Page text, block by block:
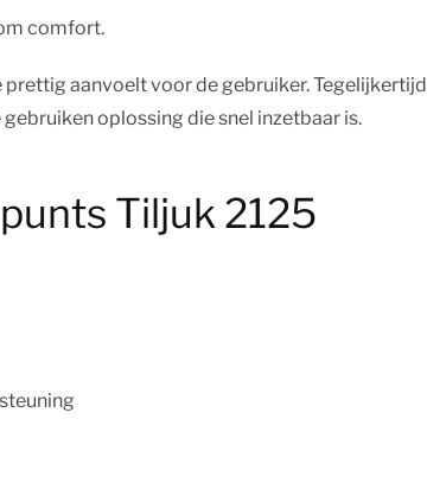
comfort.
aanvoelt voor de gebruiker. Tegelijkertijd
oplossing die snel inzetbaar is.
Tiljuk 2125